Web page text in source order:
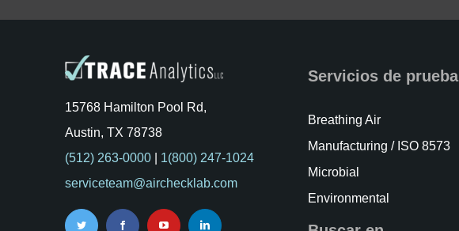
15768 Hamilton Pool Rd,
Austin, TX 78738
(512) 263-0000| 1(800) 247-1024
serviceteam@airchecklab.com
Servicios de prueba
Breathing Air
Manufacturing / ISO 8573
Microbial
Environmental